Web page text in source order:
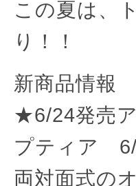
この夏は、
り！！
新商品情報
★6/24発売
プティア 6/
両対面式の